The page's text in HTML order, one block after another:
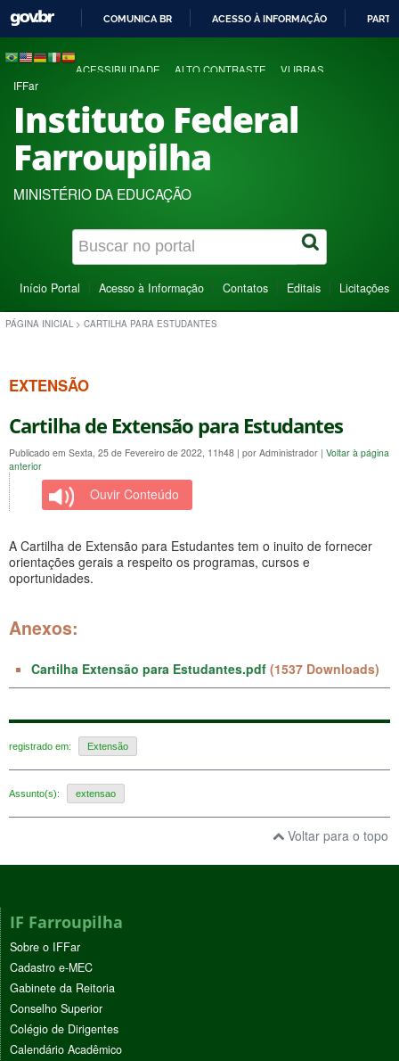
COMUNICA BR ACESSO À INFORMAÇÃO
ACESSIBILIDADE ALTO CONTRASTE VLIBRAS
IFFar
Instituto Federal
Farroupilha
MINISTÉRIO DA EDUCAÇÃO
Início Portal Acesso à Informação Contatos Editais Licitações
PÁGINA INICIAL > CARTILHA PARA ESTUDANTES
EXTENSÃO
Cartilha de Extensão para Estudantes
Publicado em Sexta, 25 de Fevereiro de 2022, 11h48 | por Administrador | Voltar à página
anterior
Ouvir Conteúdo
A Cartilha de Extensão para Estudantes tem o inuito de fornecer
orientações gerais a respeito os programas, cursos e
oportunidades.
Anexos:
Cartilha Extensão para Estudantes.pdf (1537 Downloads)
registrado em: Extensão
Assunto(s): extensao
Voltar para o topo
IF Farroupilha
Sobre o IFFar
Cadastro e-MEC
Gabinete da Reitoria
Conselho Superior
Colégio de Dirigentes
Calendário Acadêmico